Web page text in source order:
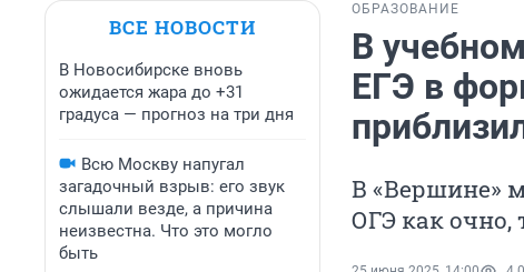
ВСЕ НОВОСТИ
В Новосибирске вновь
ожидается жара до +31
градуса — прогноз на три дня
Всю Москву напугал
загадочный взрыв: его звук
слышали везде, а причина
неизвестна. Что это могло
быть
ОБРАЗОВАНИЕ
В
ЕГЭ в
В «Вершине»
ОГЭ как очно,